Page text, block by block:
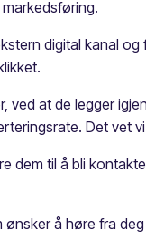
digital kanal
at de legger
Det vet
dem til å bli
å høre fra